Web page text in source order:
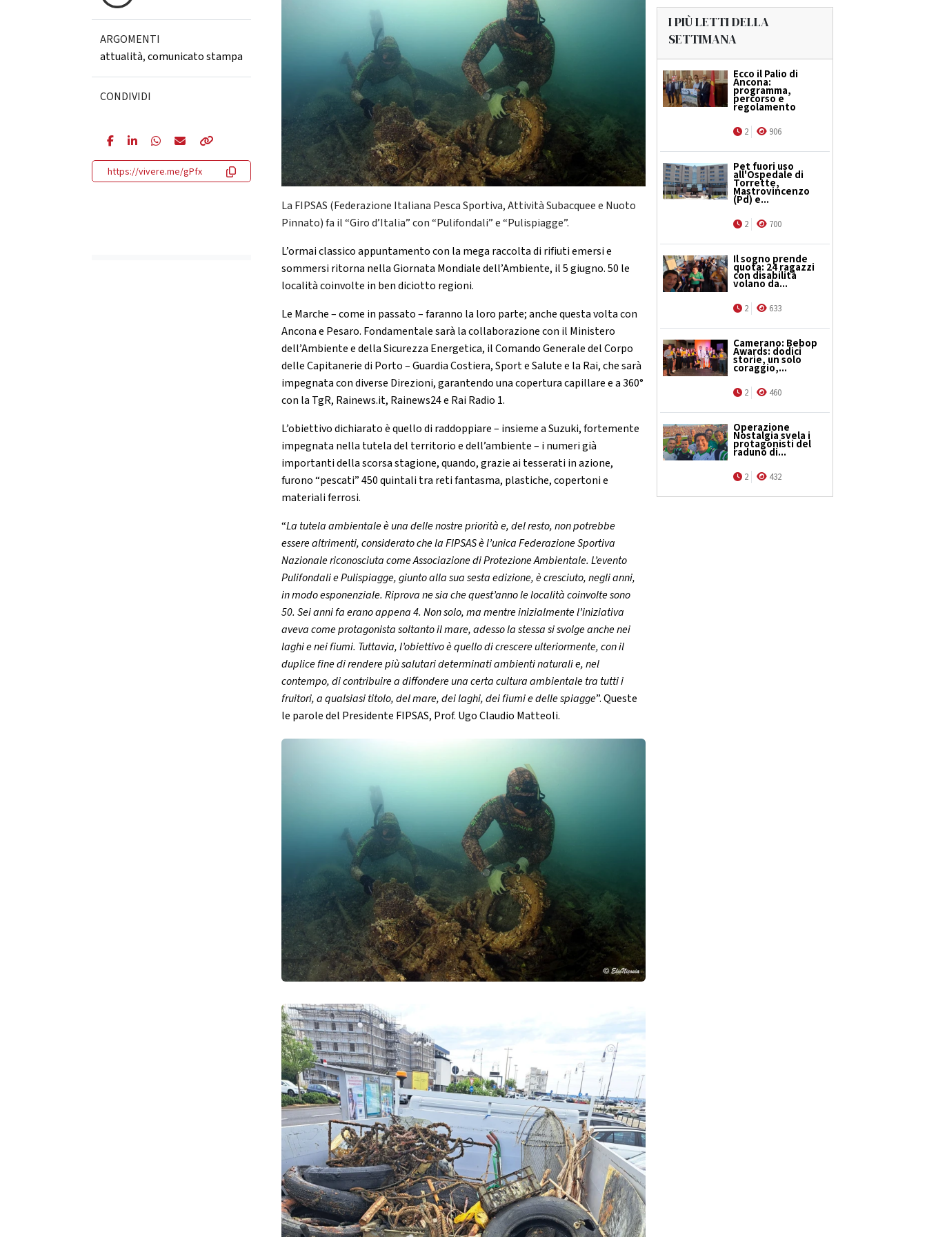
ARGOMENTI
attualità,comunicato stampa
CONDIVIDI
https://vivere.me/gPfx
La FIPSAS (Federazione Italiana Pesca Sportiva, Attività Subacquee e Nuoto
Pinnato) fa il “Giro d’Italia” con “Pulifondali” e “Pulispiagge”.
L’ormai classico appuntamento con la mega raccolta di rifiuti emersi e
sommersi ritorna nella Giornata Mondiale dell’Ambiente, il 5 giugno. 50 le
località coinvolte in ben diciotto regioni.
Le Marche – come in passato – faranno la loro parte; anche questa volta con
Ancona e Pesaro. Fondamentale sarà la collaborazione con il Ministero
dell’Ambiente e della Sicurezza Energetica, il Comando Generale del Corpo
delle Capitanerie di Porto – Guardia Costiera, Sport e Salute e la Rai, che sarà
impegnata con diverse Direzioni, garantendo una copertura capillare e a 360°
con la TgR, Rainews.it, Rainews24 e Rai Radio 1.
L’obiettivo dichiarato è quello di raddoppiare – insieme a Suzuki, fortemente
impegnata nella tutela del territorio e dell’ambiente – i numeri già
importanti della scorsa stagione, quando, grazie ai tesserati in azione,
furono “pescati” 450 quintali tra reti fantasma, plastiche, copertoni e
materiali ferrosi.
“La tutela ambientale è una delle nostre priorità e, del resto, non potrebbe
essere altrimenti, considerato che la FIPSAS è l’unica Federazione Sportiva
Nazionale riconosciuta come Associazione di Protezione Ambientale. L’evento
Pulifondali e Pulispiagge, giunto alla sua sesta edizione, è cresciuto, negli anni,
in modo esponenziale. Riprova ne sia che quest’anno le località coinvolte sono
50. Sei anni fa erano appena 4. Non solo, ma mentre inizialmente l’iniziativa
aveva come protagonista soltanto il mare, adesso la stessa si svolge anche nei
laghi e nei fiumi. Tuttavia, l’obiettivo è quello di crescere ulteriormente, con il
duplice fine di rendere più salutari determinati ambienti naturali e, nel
contempo, di contribuire a diffondere una certa cultura ambientale tra tutti i
fruitori, a qualsiasi titolo, del mare, dei laghi, dei fiumi e delle spiagge”. Queste
le parole del Presidente FIPSAS, Prof. Ugo Claudio Matteoli.
I PIÙ LETTI DELLA
SETTIMANA
Ecco il Palio di
Ancona:
programma,
percorso e
regolamento
2 906
Pet fuori uso
all'Ospedale di
Torrette,
Mastrovincenzo
(Pd) e...
2 700
Il sogno prende
quota: 24 ragazzi
con disabilità
volano da...
2 633
Camerano: Bebop
Awards: dodici
storie, un solo
coraggio,...
2 460
Operazione
Nostalgia svela i
protagonisti del
raduno di...
2 432